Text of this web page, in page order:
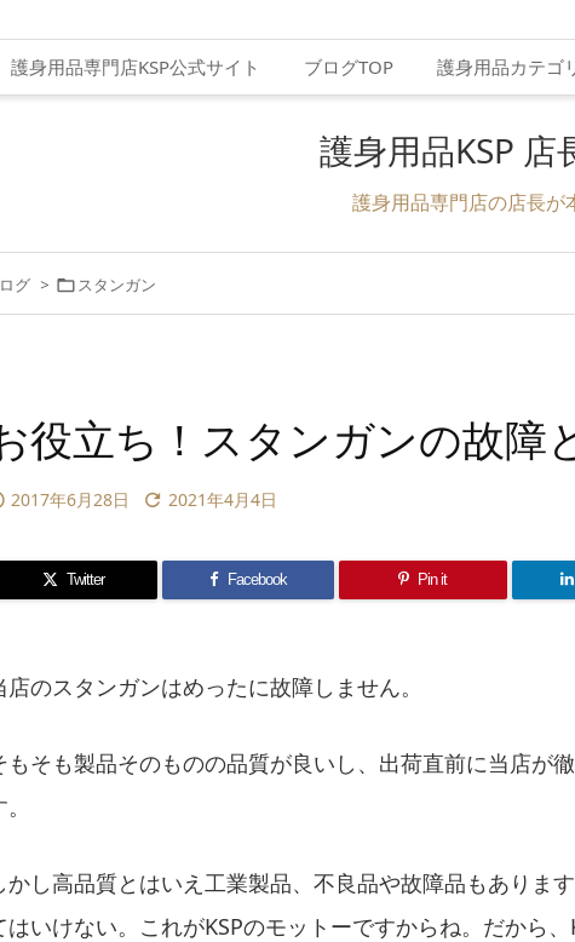
護身用品専門店KSP公式サイト ブログTOP 護身用品カテゴ
護身用品KSP 店
護身用品専門店の店長が
グ > スタンガン
役立ち！スタンガンの故障
2017年6月28日  2021年4月4日
Twitter Facebook Pin it
店のスタンガンはめったに故障しません。
もそも製品そのものの品質が良いし、出荷直前に当店が
かし高品質とはいえ工業製品、不良品や故障品もありま
はいけない。これがKSPのモットーですからね。だから